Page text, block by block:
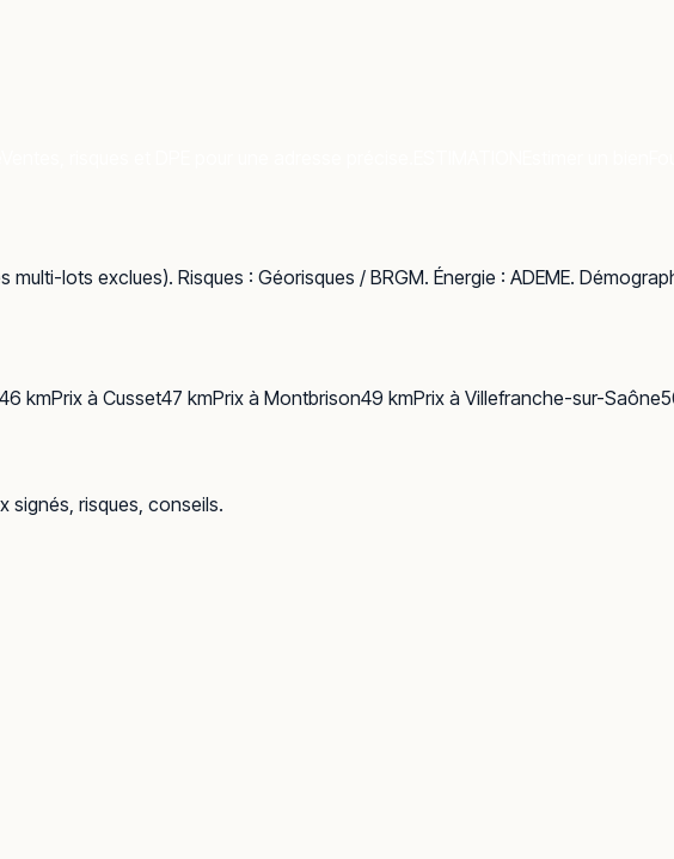
multi-lots exclues). Risques : Géorisques / BRGM. Énergie : ADEME.
46 kmPrix à Cusset47 kmPrix à Montbrison49 kmPrix à Villefranche-sur-Saône
signés, risques, conseils.